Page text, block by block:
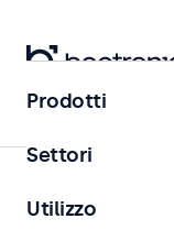
Punto vendita
Prodotti
Settori
Utilizzo